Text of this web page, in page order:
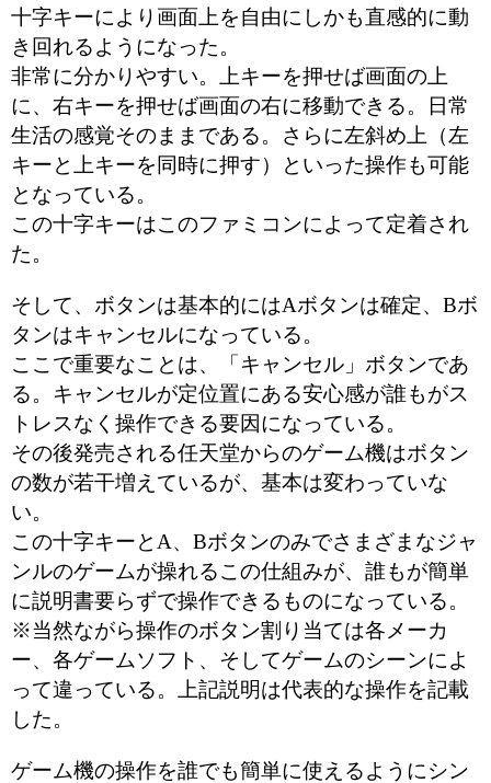
十字キーにより画面上を自由にしかも直感的に動
き回れるようになった。
非常に分かりやすい。上キーを押せば画面の上
に、右キーを押せば画面の右に移動できる。日常
生活の感覚そのままである。さらに左斜め上（左
キーと上キーを同時に押す）といった操作も可能
となっている。
この十字キーはこのファミコンによって定着され
た。
そして、ボタンは基本的にはAボタンは確定、Bボ
タンはキャンセルになっている。
ここで重要なことは、「キャンセル」ボタンであ
る。キャンセルが定位置にある安心感が誰もがス
トレスなく操作できる要因になっている。
その後発売される任天堂からのゲーム機はボタン
の数が若干増えているが、基本は変わっていな
い。
この十字キーとA、Bボタンのみでさまざまなジャ
ンルのゲームが操れるこの仕組みが、誰もが簡単
に説明書要らずで操作できるものになっている。
※当然ながら操作のボタン割り当ては各メーカ
ー、各ゲームソフト、そしてゲームのシーンによ
って違っている。上記説明は代表的な操作を記載
した。
ゲーム機の操作を誰でも簡単に使えるようにシン